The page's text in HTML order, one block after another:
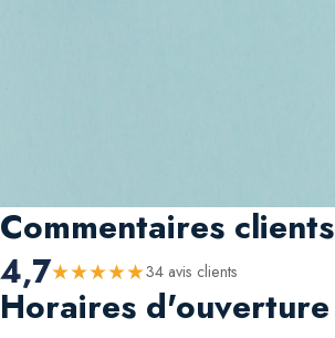
Commentaires clients
4,7★★★★★34 avis clients
Horaires d'ouverture